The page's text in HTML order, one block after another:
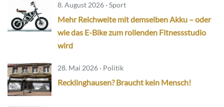
8. August 2026 · Sport
Mehr Reichweite mit demselben Akku – oder
wie das E-Bike zum rollenden Fitnessstudio
wird
28. Mai 2026 · Politik
Recklinghausen? Braucht kein Mensch!